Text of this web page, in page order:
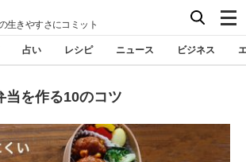
生きやすさにコミット
占い レシピ ニュース ビジネス
当を作る10のコツ